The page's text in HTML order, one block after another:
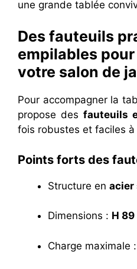
une grande tablée
Des fauteuils
empilables
votre salon de
Pour accompagner la
propose des fauteuils
fois robustes et faciles à
Points forts des
Structure en acier
Dimensions : H 89
Charge maximale :